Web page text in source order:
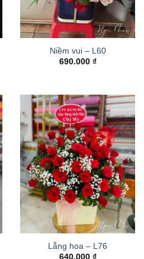
Niềm vui – L60
690.000 ₫
Lẵng hoa – L76
640.000 ₫